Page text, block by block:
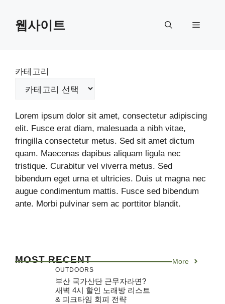
content웹사이트 Menu
카테고리
Lorem ipsum dolor sit amet, consectetur adipiscing
elit. Fusce erat diam, malesuada a nibh vitae,
fringilla consectetur metus. Sed sit amet dictum
quam. Maecenas dapibus aliquam ligula nec
tristique. Curabitur vel viverra metus. Sed
bibendum eget urna et ultricies. Duis ut magna nec
augue condimentum mattis. Fusce sed bibendum
ante. Morbi pulvinar sem ac porttitor blandit.
MOST RECENT More
OUTDOORS
부산 국가산단 근무자라면?
새벽 4시 할인 노래방 리스트
& 피크타임 회피 전략